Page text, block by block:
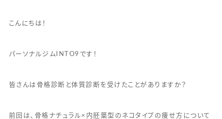
こんにちは！
パーソナルジムINTO9です！
皆さんは骨格診断と体質診断を受けたことがありますか？
前回は、骨格ナチュラル×内胚葉型のネコタイプの痩せ方について